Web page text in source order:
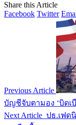
Share this Article
Facebook Twitter
Previous Article
บัญชีจับตามอง ‘บิดเ
Next Article ปธ.เฟด